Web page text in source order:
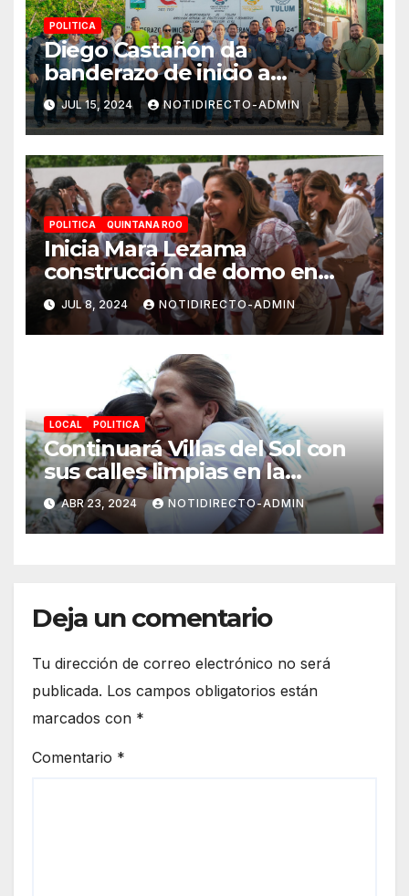
POLITICA
Diego Castañón da
banderazo de inicio a
Operativo Verano Seguro
2024
JUL 15, 2024 NOTIDIRECTO-ADMIN
POLITICA QUINTANA ROO
Inicia Mara Lezama
construcción de domo en
Primaria “Ermilo Abreu
Gómez” en Benito Juárez
para bienestar de alumnas y
alumnos
JUL 8, 2024 NOTIDIRECTO-ADMIN
LOCAL POLITICA
Continuará Villas del Sol con
sus calles limpias en la
renovación: Lili Campos
ABR 23, 2024 NOTIDIRECTO-ADMIN
Deja un comentario
Tu dirección de correo electrónico no será
publicada. Los campos obligatorios están
marcados con *
Comentario *